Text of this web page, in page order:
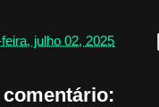
julho 02, 2025